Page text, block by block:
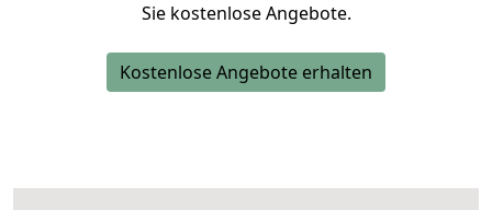
Sie kostenlose Angebote.
Kostenlose Angebote erhalten